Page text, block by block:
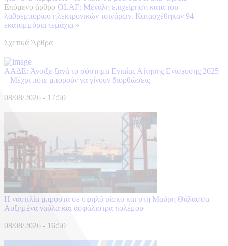
Επόμενο άρθρο OLAF: Μεγάλη επιχείρηση κατά του
λαθρεμπορίου ηλεκτρονικών τσιγάρων. Κατασχέθηκαν 94
εκατομμύρια τεμάχια »
Σχετικά Άρθρα
ΑΑΔΕ: Άνοιξε ξανά το σύστημα Ενιαίας Αίτησης Ενίσχυσης 2025
– Μέχρι πότε μπορούν να γίνουν διορθώσεις
08/08/2026 - 17:50
Η ναυτιλία μπροστά σε υψηλό ρίσκο και στη Μαύρη Θάλασσα –
Αυξημένα ναύλα και ασφάλιστρα πολέμου
08/08/2026 - 16:50